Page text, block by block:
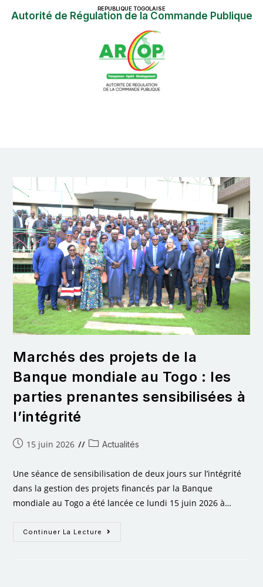
Autorité de Régulation de la Commande Publique
REPUBLIQUE TOGOLAISE
Marchés des projets de la
Banque mondiale au Togo : les
parties prenantes sensibilisées à
l’intégrité
15 juin 2026 Actualités
Une séance de sensibilisation de deux jours sur l’intégrité
dans la gestion des projets financés par la Banque
mondiale au Togo a été lancée ce lundi 15 juin 2026 à…
Continuer La Lecture